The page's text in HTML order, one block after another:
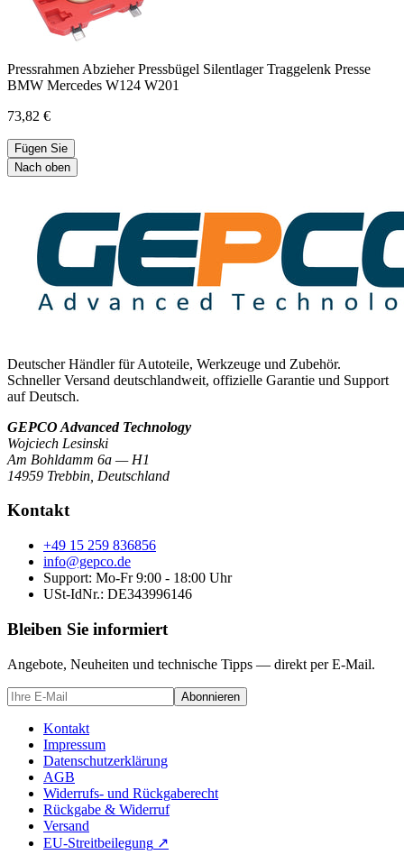
Pressrahmen Abzieher Pressbügel Silentlager Traggelenk Presse
BMW Mercedes W124 W201
73,82 €
Fügen Sie
Nach oben
Deutscher Händler für Autoteile, Werkzeuge und Zubehör.
Schneller Versand deutschlandweit, offizielle Garantie und Support
auf Deutsch.
GEPCO Advanced Technology
Wojciech Lesinski
Am Bohldamm 6a — H1
14959 Trebbin Deutschland
Kontakt
+49 15 259 836856
info@gepco.de
Support: Mo-Fr 9:00 - 18:00 Uhr
USt-IdNr.: DE343996146
Bleiben Sie informiert
Angebote, Neuheiten und technische Tipps — direkt per E-Mail.
Abonnieren
Kontakt
Impressum
Datenschutzerklärung
AGB
Widerrufs- und Rückgaberecht
Rückgabe & Widerruf
Versand
EU-Streitbeilegung ↗